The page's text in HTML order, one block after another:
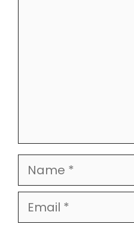
Name
Email